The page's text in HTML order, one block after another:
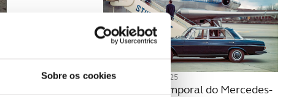
Sobre os cookies12 NOVEMBRO 2025
A beleza intemporal do Mercedes-